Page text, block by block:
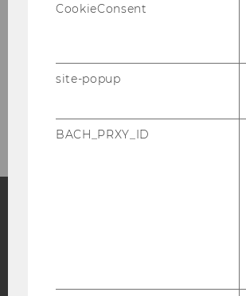
Call for Submissions
CookieConsent
site-popup
BACH_PRXY_ID